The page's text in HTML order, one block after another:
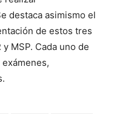
destaca asimismo el
de estos tres
MSP. Cada uno de